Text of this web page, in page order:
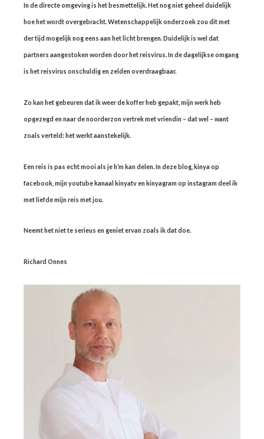
In de directe omgeving is het besmettelijk. Het nog niet geheel duidelijk
hoe het wordt overgebracht. Wetenschappelijk onderzoek zou dit met
der tijd mogelijk nog eens aan het licht brengen. Duidelijk is wel dat
partners aangestoken worden door het reisvirus. In de dagelijkse omgang
is het reisvirus onschuldig en zelden overdraagbaar.
Zo kan het gebeuren dat ik weer de koffer heb gepakt, mijn werk heb
opgezegd en naar de noorderzon vertrek met vriendin – dat wel – want
zoals verteld: het werkt aanstekelijk.
Een reis is pas echt mooi als je h’m kan delen. In deze blog, kinya op
facebook, mijn youtube kanaal kinyatv en kinyagram op instagram deel ik
met liefde mijn reis met jou.
Neemt het niet te serieus en geniet ervan zoals ik dat doe.
Richard Onnes